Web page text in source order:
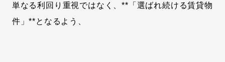
単なる利回り重視ではなく、**「選ばれ続ける賃貸物
件」**となるよう、